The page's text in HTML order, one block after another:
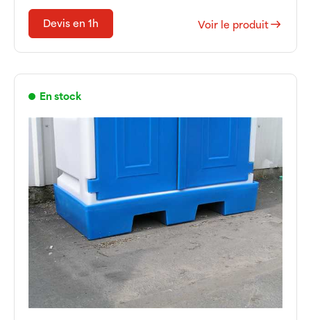
Devis en 1h Voir le produit
En stock